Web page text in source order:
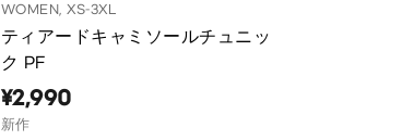
WOMEN, XS-3XL
ティアードキャミソールチュニッ
ク PF
¥2,990
新作